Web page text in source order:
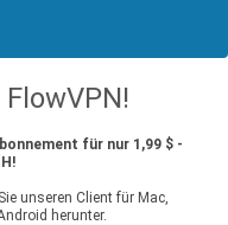
für nur 1,99 $ -
unseren Client für Mac,
herunter.